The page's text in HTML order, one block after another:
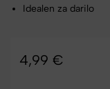
Idealen za darilo
4,99 €